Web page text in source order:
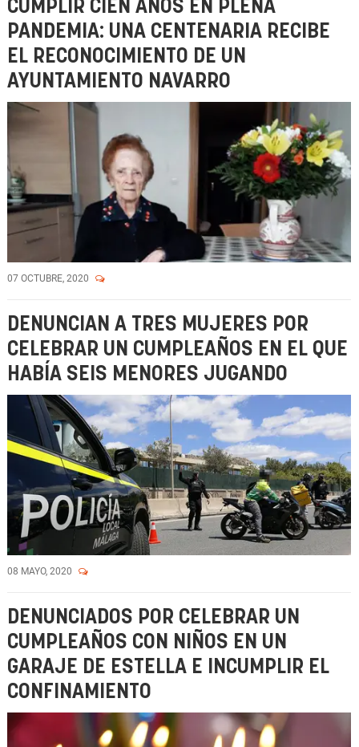
CUMPLIR CIEN AÑOS EN PLENA
PANDEMIA: UNA CENTENARIA RECIBE
EL RECONOCIMIENTO DE UN
AYUNTAMIENTO NAVARRO
07 OCTUBRE, 2020
DENUNCIAN A TRES MUJERES POR
CELEBRAR UN CUMPLEAÑOS EN EL QUE
HABÍA SEIS MENORES JUGANDO
08 MAYO, 2020
DENUNCIADOS POR CELEBRAR UN
CUMPLEAÑOS CON NIÑOS EN UN
GARAJE DE ESTELLA E INCUMPLIR EL
CONFINAMIENTO